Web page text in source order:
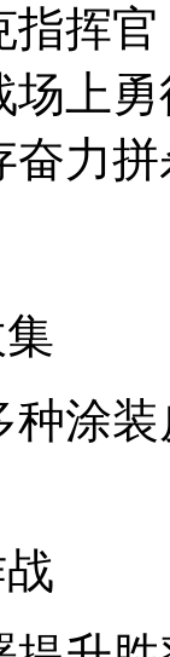
指挥
场上
奋力
种涂